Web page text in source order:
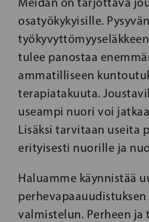
osatyökykyisille. Pysyvän
tulee panostaa
ammatilliseen
terapiatakuuta.
useampi nuori voi
Lisäksi tarvitaan useita
erityisesti nuorille ja
Haluamme käynnistää
perhevapaauudistuksen
valmistelun. Perheen ja